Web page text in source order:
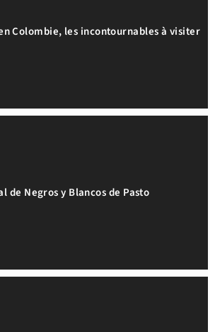
Colombie, les incontournables à visiter
de Negros y Blancos de Pasto